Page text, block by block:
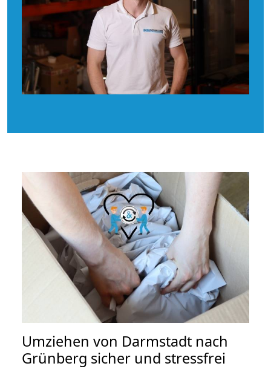
Umziehen von Darmstadt nach
Grünberg sicher und stressfrei